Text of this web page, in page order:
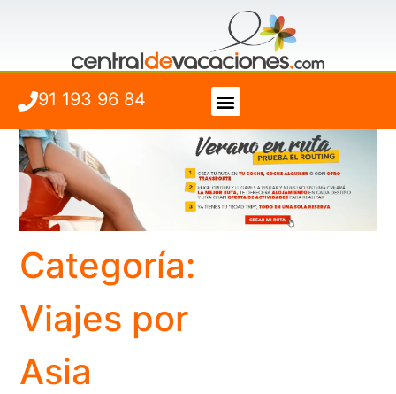
91 193 96 84
Categoría:
Viajes por
Asia